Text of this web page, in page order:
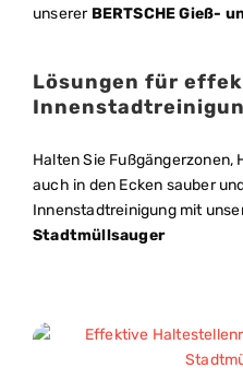
unserer BERTSCHE Gieß-
Lösungen für
Halten Sie Fußgängerzonen,
auch in den Ecken sauber
Innenstadtreinigung mit
Stadtmüllsauger